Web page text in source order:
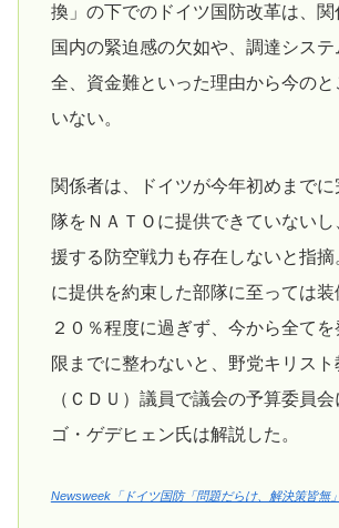
換」の下でのドイツ国防改革は、関
国内の緊迫感の欠如や、調達シス
全、資金難といった理由から今のと
いない。
関係者は、ドイツが今年初めまで
隊をＮＡＴＯに提供できていない
援する防空戦力も存在しないと指
に提供を約束した部隊に至っては
２０％程度に過ぎず、今から全て
限までに整わないと、野党キリスト
（ＣＤＵ）議員で議会の予算委員
ゴ・ゲデヒェン氏は解説した。
Newsweek「ドイツ国防「問題だらけ、解決策皆無